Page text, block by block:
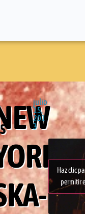
julio
15,
201
3
Haz clic
permitir